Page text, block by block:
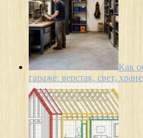
Как
гараже: верстак, свет,